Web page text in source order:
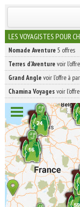
INSCRIVEZ-VOUS |
LES VOYAGISTES POUR
Nomade Aventure 5 offres
Terres d'Aventure voir
Grand Angle voir l'offre à
Chamina Voyages voir